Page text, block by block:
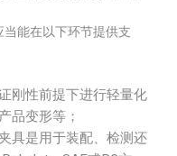
能在以下环节提供支
刚性前提下进行轻量化
品变形等；
具是用于装配、检测还